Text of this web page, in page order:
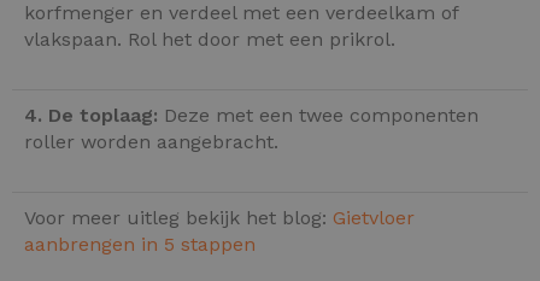
korfmenger en verdeel met een verdeelkam of
vlakspaan. Rol het door met een prikrol.
4. De toplaag: Deze met een twee componenten
roller worden aangebracht.
Voor meer uitleg bekijk het blog: Gietvloer
aanbrengen in 5 stappen